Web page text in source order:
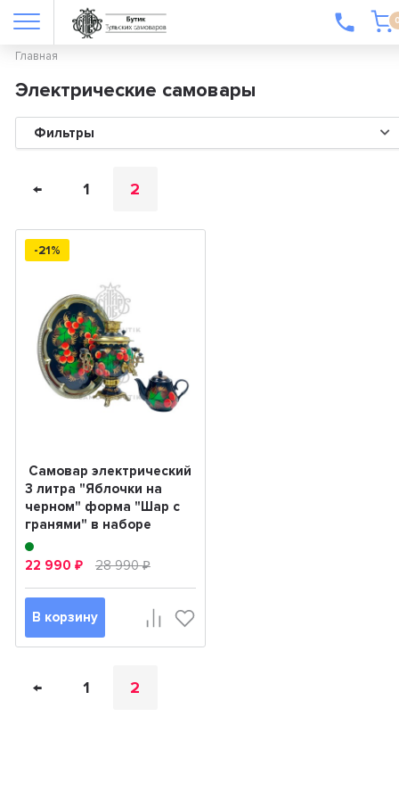
Главная
Электрические самовары
Фильтры
← 1 2
-21%
​ Сaмовар элeктpичecкий
3 литра "Яблочки на
черном" форма "Шар с
гранями" в наборе
22 990 ₽ 28 990₽
В корзину
← 1 2